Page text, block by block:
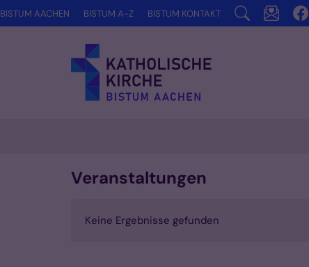
Zum Inhalt springen
BISTUM AACHEN BISTUM A-Z BISTUM KONTAKT
Veranstaltungen
Keine Ergebnisse gefunden